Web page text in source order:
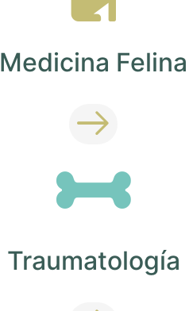
Medicina Felina
Traumatología